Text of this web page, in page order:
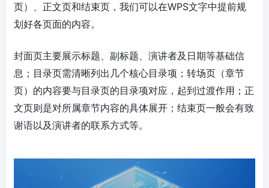
页）、正文页和结束页，我们可以在WPS文字中提前规
划好各页面的内容。
封面页主要展示标题、副标题、演讲者及日期等基础信
息；目录页需清晰列出几个核心目录项；转场页（章节
页）的内容要与目录页的目录项对应，起到过渡作用；正
文页则是对所属章节内容的具体展开；结束页一般会有致
谢语以及演讲者的联系方式等。